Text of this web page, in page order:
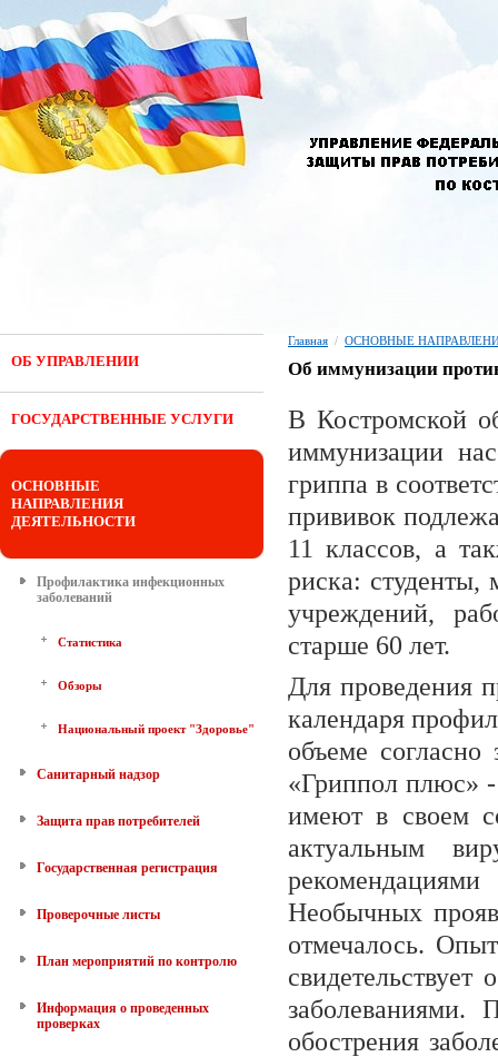
ОБ УПРАВЛЕНИИ
ГОСУДАРСТВЕННЫЕ УСЛУГИ
ОСНОВНЫЕ
НАПРАВЛЕНИЯ
ДЕЯТЕЛЬНОСТИ
Профилактика инфекционных
заболеваний
Статистика
Обзоры
Национальный проект "Здоровье"
Санитарный надзор
Защита прав потребителей
Государственная регистрация
Проверочные листы
План мероприятий по контролю
Информация о проведенных
проверках
Главная / ОСНОВНЫЕ
Об иммунизации
В Костромской
иммунизации
гриппа в
прививок
11 классов, а
риска: студенты,
учреждений,
старше 60 лет.
Для проведения
календаря
объеме согласно
«Гриппол плюс»
имеют в своем
актуальным
Необычных
отмечалось.
заболеваниями.
обострения